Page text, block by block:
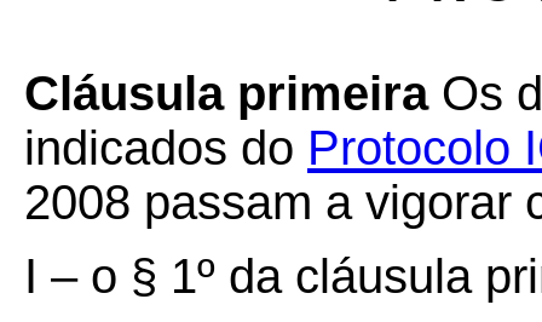
Cláusula primeiraOs
indicados do Protocolo
2008 passam a vigorar
I – o § 1º da cláusula